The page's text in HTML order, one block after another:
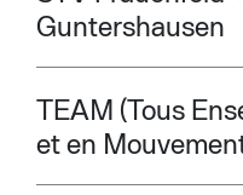
Guntershausen
TEAM (Tous
et en